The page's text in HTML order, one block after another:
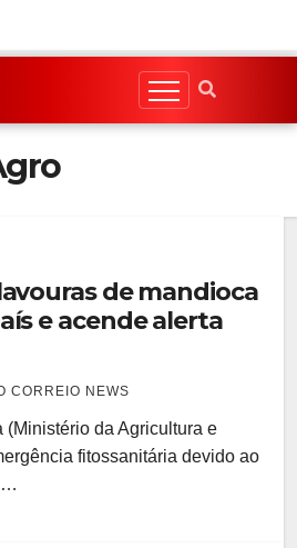
de mandioca
e acende alerta
CORREIO NEWS
(Ministério da Agricultura e
fitossanitária devido ao